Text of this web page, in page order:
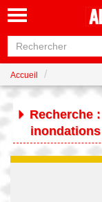
Accueil
Recherche :
inondations